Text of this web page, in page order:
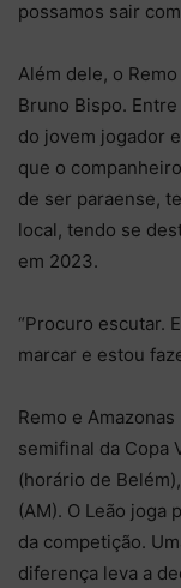
possamos sair
Além dele, o
Bruno Bispo.
do jovem jogador
que o
de ser paraense,
local, tendo se
em 2023.
“Procuro escutar.
marcar e estou
Remo e
semifinal da Copa
(horário de
(AM). O Leão joga
da competição.
diferença leva a